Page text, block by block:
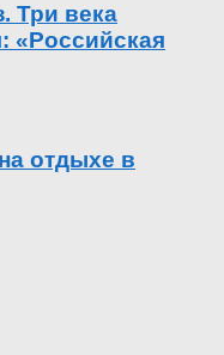
Три века
«Российская
отдыхе в